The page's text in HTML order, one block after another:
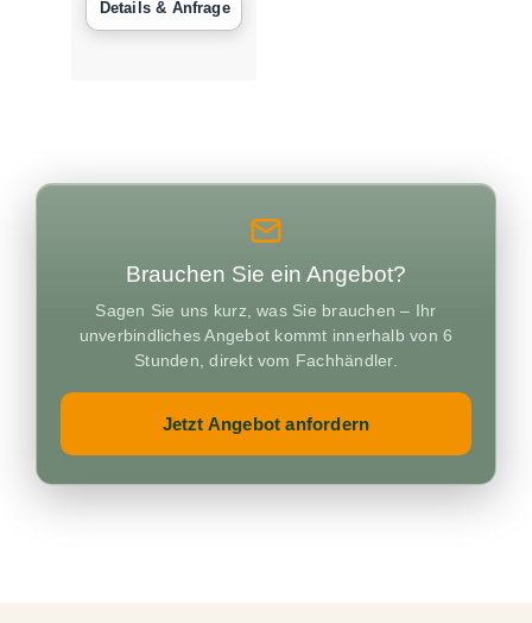
Brauchen Sie ein Angebot?
Sagen Sie uns kurz, was Sie brauchen – Ihr
unverbindliches Angebot kommt innerhalb von 6
Stunden, direkt vom Fachhändler.
Jetzt Angebot anfordern